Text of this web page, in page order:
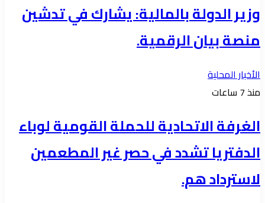
وزير الدولة بالمالية: يشارك في تدشين
منصة بيان الرقمية.
الأخبار المحلية
منذ 7 ساعات
الغرفة الاتحادية للحملة القومية لوباء
الدفتريا تشدد في حصر غير المطعمين
لاسترداد هم.